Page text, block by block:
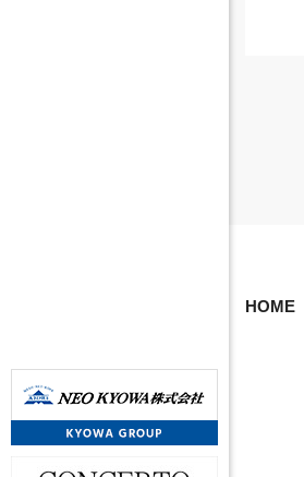
HOME